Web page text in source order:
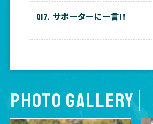
サポーターに一言!!
PHOTO GALLERY